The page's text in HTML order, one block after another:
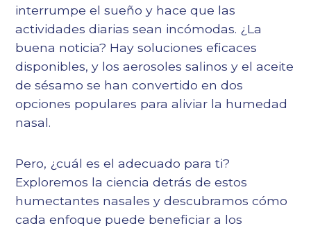
interrumpe el sueño y hace que las
actividades diarias sean incómodas. ¿La
buena noticia? Hay soluciones eficaces
disponibles, y los aerosoles salinos y el aceite
de sésamo se han convertido en dos
opciones populares para aliviar la humedad
nasal.
Pero, ¿cuál es el adecuado para ti?
Exploremos la ciencia detrás de estos
humectantes nasales y descubramos cómo
cada enfoque puede beneficiar a los